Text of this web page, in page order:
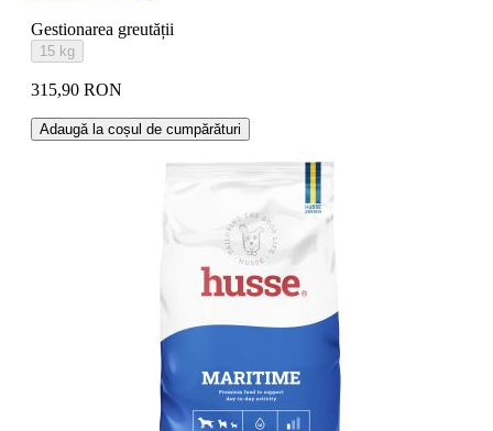
Gestionarea greutății
15 kg
315,90 RON
Adaugă la coșul de cumpărături